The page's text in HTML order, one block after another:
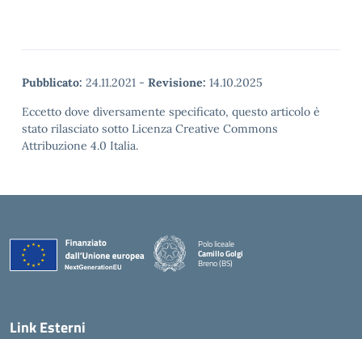
Pubblicato: 24.11.2021 - Revisione: 14.10.2025
Eccetto dove diversamente specificato, questo articolo è
stato rilasciato sotto Licenza Creative Commons
Attribuzione 4.0 Italia.
Polo liceale
Camillo Golgi
Breno (BS)
Link Esterni